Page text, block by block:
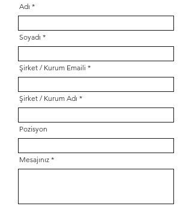
Adı
Soyadı
Şirket / Kurum Emaili
Şirket / Kurum Adı
Pozisyon
Mesajınız